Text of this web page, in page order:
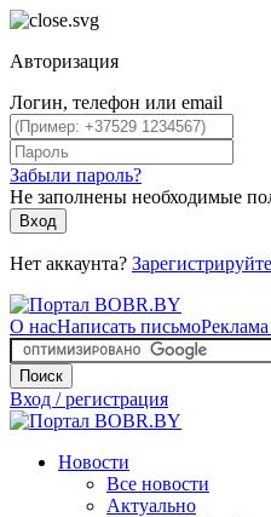
Авторизация
Логин, телефон или email
Забыли пароль?
Не заполнены необходимые
Вход
Нет аккаунта?
О насНаписать письмо
Поиск
Вход / регистрация
Новости
Все новости
Актуально